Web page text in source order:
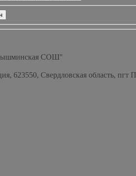
СОШ"
623550, Свердловская область,